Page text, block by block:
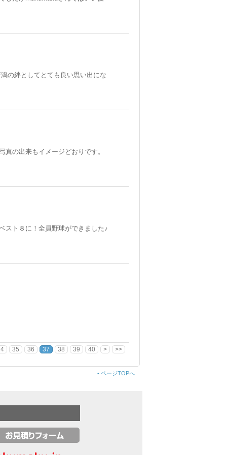
の絆としてとても良い思い出にな
の出来もイメージどおりです。
スト８に！全員野球ができました♪
35 36 37 38 39 40 > >>
• ページTOPへ